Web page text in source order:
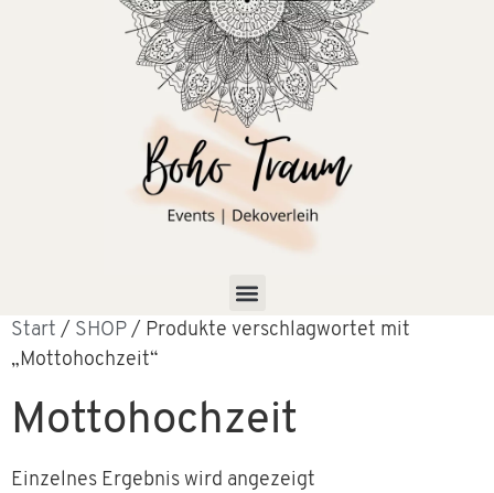
Start / SHOP / Produkte verschlagwortet mit
„Mottohochzeit“
Mottohochzeit
Einzelnes Ergebnis wird angezeigt